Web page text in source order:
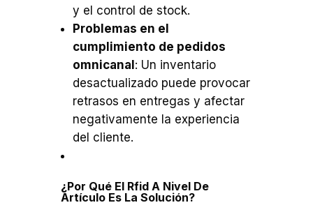
y el control de stock.
Problemas en el
cumplimiento de pedidos
omnicanal : Un inventario
desactualizado puede provocar
retrasos en entregas y afectar
negativamente la experiencia
del cliente.
¿Por Qué El Rfid A Nivel De
Artículo Es La Solución?